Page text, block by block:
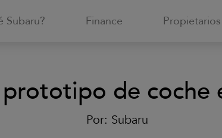
Subaru? Finance Propietarios
prototipo de coche
Por: Subaru